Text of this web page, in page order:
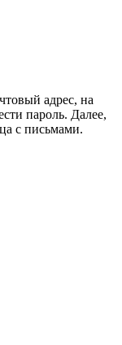
адрес, на
пароль. Далее,
с письмами.